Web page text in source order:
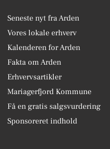
Seneste nyt fra Arden
Vores lokale erhverv
Kalenderen for Arden
Fakta om Arden
Erhvervsartikler
Mariagerfjord Kommune
Få en gratis salgsvurdering
Sponsoreret indhold